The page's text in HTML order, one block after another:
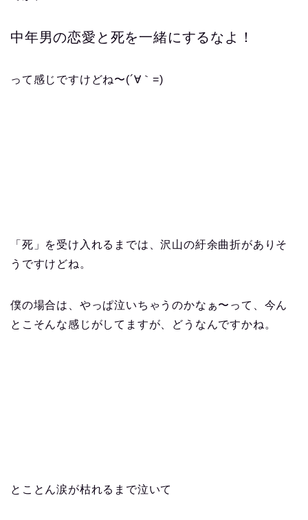
中年男の恋愛と死を一緒にするなよ！
って感じですけどね〜(´∀｀=)
「死」を受け入れるまでは、沢山の紆余曲折がありそ
うですけどね。
僕の場合は、やっぱ泣いちゃうのかなぁ〜って、今ん
とこそんな感じがしてますが、どうなんですかね。
とことん涙が枯れるまで泣いて